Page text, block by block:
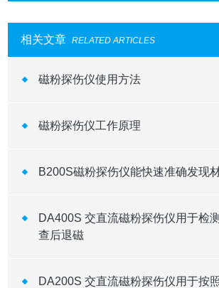
相关文章 RELATED ARTICLES
磁粉探伤仪使用方法
磁粉探伤仪工作原理
B200S磁粉探伤仪能快速准确发现
DA400S 交直流磁粉探伤仪用于检
查后退磁
DA200S 交直流磁粉探伤仪用于按